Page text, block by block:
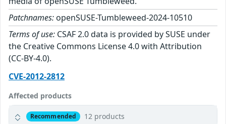
Patchnames: openSUSE-Tumbleweed-2024-10510
Terms of use: CSAF 2.0 data is provided by SUSE under
the Creative Commons License 4.0 with Attribution
(CC-BY-4.0).
CVE-2012-2812
Affected products
Recommended 12 products